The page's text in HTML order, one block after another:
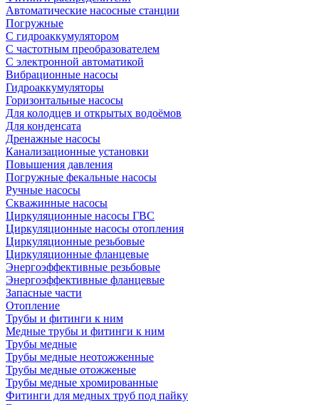
Автоматические насосные станции
Погружные
С гидроаккумулятором
С частотным преобразователем
С электронной автоматикой
Вибрационные насосы
Гидроаккумуляторы
Горизонтальные насосы
Для колодцев и открытых водоёмов
Для конденсата
Дренажные насосы
Канализационные установки
Повышения давления
Погружные фекальные насосы
Ручные насосы
Скважинные насосы
Циркуляционные насосы ГВС
Циркуляционные насосы отопления
Циркуляционные резьбовые
Циркуляционные фланцевые
Энергоэффективные резьбовые
Энергоэффективные фланцевые
Запасные части
Отопление
Трубы и фитинги к ним
Медные трубы и фитинги к ним
Трубы медные
Трубы медные неотожженные
Трубы медные отожженые
Трубы медные хромированные
Фитинги для медных труб под пайку